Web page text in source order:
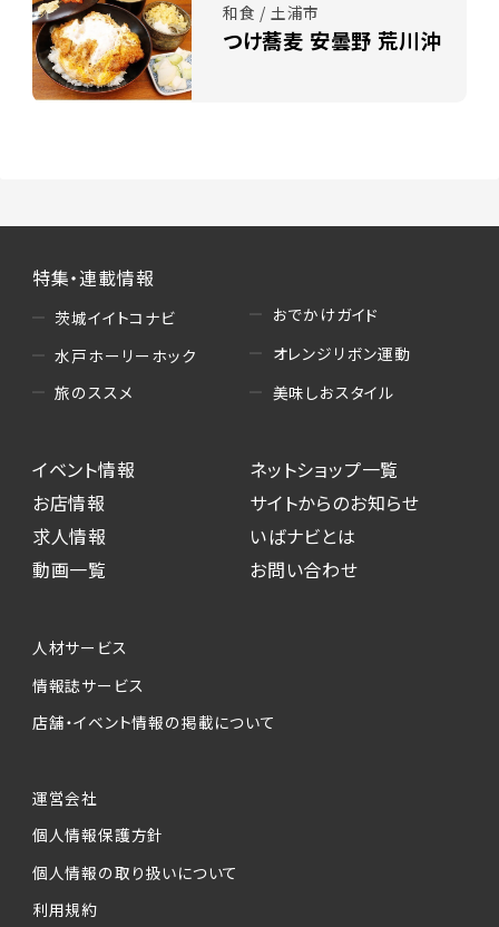
和食 / 土浦市
つけ蕎麦 安曇野 荒川沖
特集・連載情報
茨城イイトコナビ
水戸ホーリーホック
旅のススメ
おでかけガイド
オレンジリボン運動
美味しおスタイル
イベント情報
お店情報
求人情報
動画一覧
ネットショップ一覧
サイトからのお知らせ
いばナビとは
お問い合わせ
人材サービス
情報誌サービス
店舗・イベント情報の掲載について
運営会社
個人情報保護方針
個人情報の取り扱いについて
利用規約